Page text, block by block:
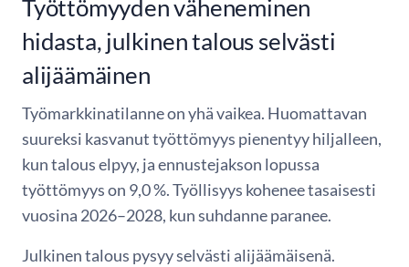
Työttömyyden väheneminen
hidasta, julkinen talous selvästi
alijäämäinen
Työmarkkinatilanne on yhä vaikea. Huomattavan
suureksi kasvanut työttömyys pienentyy hiljalleen,
kun talous elpyy, ja ennustejakson lopussa
työttömyys on 9,0 %. Työllisyys kohenee tasaisesti
vuosina 2026–2028, kun suhdanne paranee.
Julkinen talous pysyy selvästi alijäämäisenä.